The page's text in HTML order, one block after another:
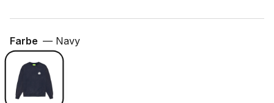
Farbe — Navy